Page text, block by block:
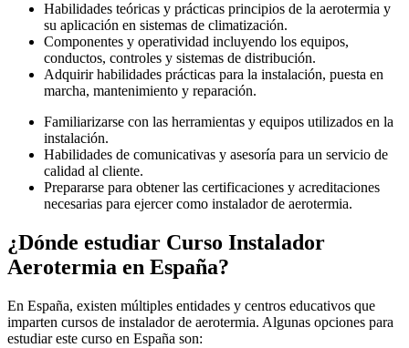
Habilidades teóricas y prácticas principios de la aerotermia y
su aplicación en sistemas de climatización.
Componentes y operatividad incluyendo los equipos,
conductos, controles y sistemas de distribución.
Adquirir habilidades prácticas para la instalación, puesta en
marcha, mantenimiento y reparación.
Familiarizarse con las herramientas y equipos utilizados en la
instalación.
Habilidades de comunicativas y asesoría para un servicio de
calidad al cliente.
Prepararse para obtener las certificaciones y acreditaciones
necesarias para ejercer como instalador de aerotermia.
¿Dónde estudiar Curso Instalador
Aerotermia en España?
En España, existen múltiples entidades y centros educativos que
imparten cursos de instalador de aerotermia. Algunas opciones para
estudiar este curso en España son: